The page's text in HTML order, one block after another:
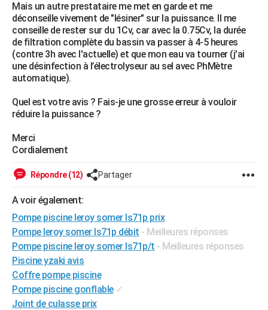
GUIDES D'ACHAT
BONS PLANS
CARTE DE VOEUX
Dictionnaire
Biographies
Citations
Expressions
Proverbes
PROGRAMME TV
COPAINS D'AVANT
AVIS DE DÉCÈS
Bricolage
Lifestyle
Culture
Sport
Auto
Television
Voyage
Cinema
Mais un autre prestataire me met en garde et me
déconseille vivement de "lésiner" sur la puissance. Il me
conseille de rester sur du 1Cv, car avec la 0.75Cv, la durée
de filtration complète du bassin va passer à 4-5 heures
(contre 3h avec l'actuelle) et que mon eau va tourner (j'ai
une désinfection à l’électrolyseur au sel avec PhMètre
automatique).
Quel est votre avis ? Fais-je une grosse erreur à vouloir
réduire la puissance ?
Merci
Cordialement
Répondre (12) Partager
A voir également:
Pompe piscine leroy somer ls71p prix
Pompe leroy somer ls71p débit - Meilleures réponses
Pompe piscine leroy somer ls71p/t - Meilleures réponses
Piscine yzaki avis
Coffre pompe piscine
Pompe piscine gonflable ✓
Joint de culasse prix